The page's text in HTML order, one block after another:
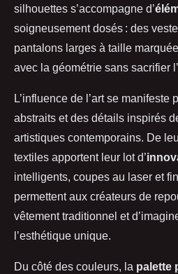
silhouettes s’accompagne d’
soigneusement dosés : des
pantalons larges à taille
avec la géométrie sans sacrifier
L’influence de l’art se manifeste
abstraits et des détails inspirés
artistiques contemporains. De
textiles apportent leur lot d’
intelligents, coupes au laser et
permettent aux créateurs de
vêtement traditionnel et
l’esthétique unique.
Du côté des couleurs, la palette